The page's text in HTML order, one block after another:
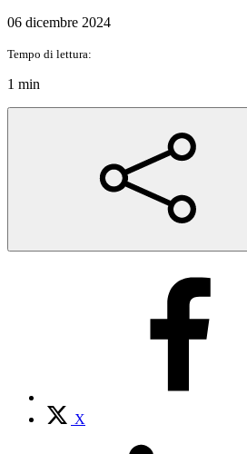
06 dicembre 2024
Tempo di lettura:
1 min
X